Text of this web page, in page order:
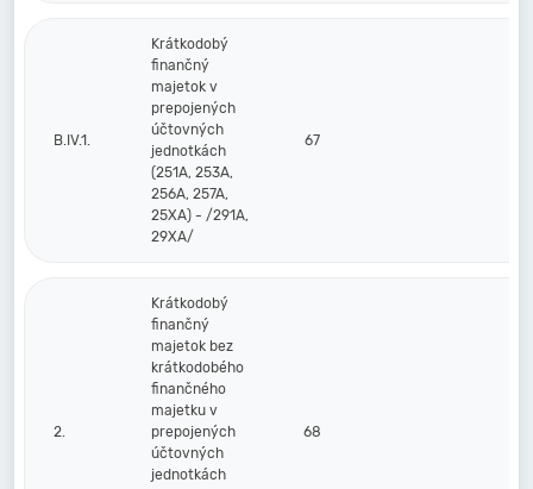
B.IV.1.
Krátkodobý
finančný
majetok v
prepojených
účtovných
jednotkách
(251A, 253A,
256A, 257A,
25XA) - /291A,
29XA/
67
2.
Krátkodobý
finančný
majetok bez
krátkodobého
finančného
majetku v
prepojených
účtovných
jednotkách
68